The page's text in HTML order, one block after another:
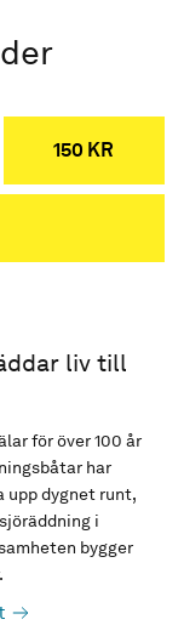
150 KR
liv till
för över 100 år
har
dygnet runt,
i
bygger